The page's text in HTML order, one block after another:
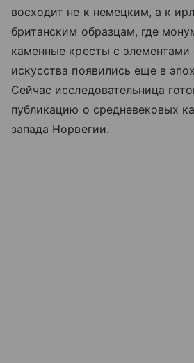
восходит не к немецким, а к
британским образцам, где
каменные кресты с элементами
искусства появились еще в
Сейчас исследовательница
публикацию о средневековых
запада Норвегии.